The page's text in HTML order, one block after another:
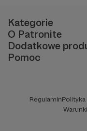
Kategorie
O Patronite
Dodatkowe
Pomoc
Regulamin